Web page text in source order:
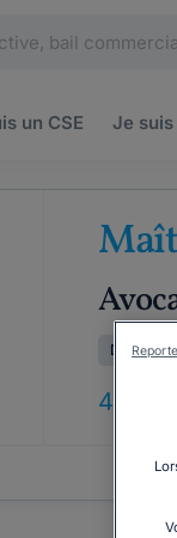
un CSE Je suis
Droits
42